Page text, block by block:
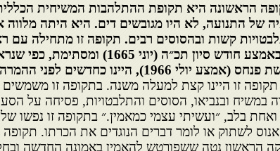
הראשונה היא תקופת ההתלהבות המשיחית
של התנועה, לא היו מגובשים דים. היא היתה
קשות ובהסוסים רבים. תקופה זו מתחילה
צבי באמצע חודש סיון תכ״ה (יוני
יולי 1966), היינו כחדשים לפני ההמרה (15 בספטמבר 1666).
זו היינו קצת למעלה משנה. בתקופה זו משמשים
במשיח ובנביאו, הסוסים והתלבטויות, פסיחה על
בלב, ״ועשיתי עצמי כמאמין.״ בתקופה זו נפשו
לשתוק או לומר דברים הנוגדים את הכרתו.
הראשון נטה ששפורטש להאמין באמונה החדשה